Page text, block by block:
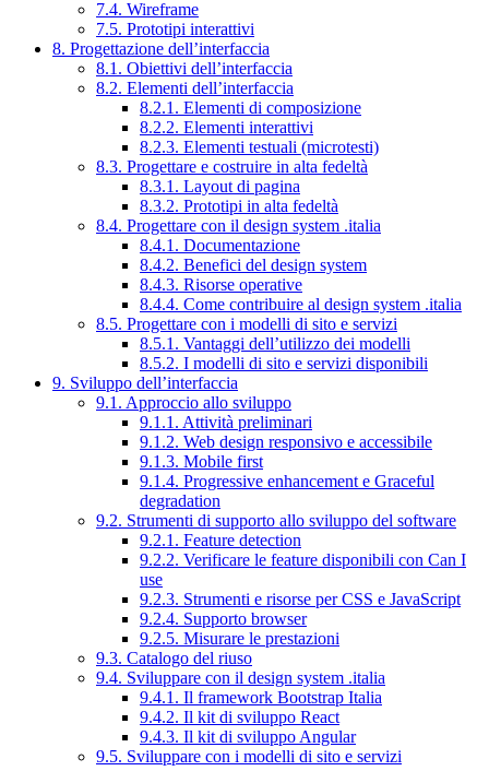
7.4. Wireframe
7.5. Prototipi interattivi
8. Progettazione dell’interfaccia
8.1. Obiettivi dell’interfaccia
8.2. Elementi dell’interfaccia
8.2.1. Elementi di composizione
8.2.2. Elementi interattivi
8.2.3. Elementi testuali (microtesti)
8.3. Progettare e costruire in alta fedeltà
8.3.1. Layout di pagina
8.3.2. Prototipi in alta fedeltà
8.4. Progettare con il design system .italia
8.4.1. Documentazione
8.4.2. Benefici del design system
8.4.3. Risorse operative
8.4.4. Come contribuire al design system .italia
8.5. Progettare con i modelli di sito e servizi
8.5.1. Vantaggi dell’utilizzo dei modelli
8.5.2. I modelli di sito e servizi disponibili
9. Sviluppo dell’interfaccia
9.1. Approccio allo sviluppo
9.1.1. Attività preliminari
9.1.2. Web design responsivo e accessibile
9.1.3. Mobile first
9.1.4. Progressive enhancement e Graceful
degradation
9.2. Strumenti di supporto allo sviluppo del software
9.2.1. Feature detection
9.2.2. Verificare le feature disponibili con Can I
use
9.2.3. Strumenti e risorse per CSS e JavaScript
9.2.4. Supporto browser
9.2.5. Misurare le prestazioni
9.3. Catalogo del riuso
9.4. Sviluppare con il design system .italia
9.4.1. Il framework Bootstrap Italia
9.4.2. Il kit di sviluppo React
9.4.3. Il kit di sviluppo Angular
9.5. Sviluppare con i modelli di sito e servizi